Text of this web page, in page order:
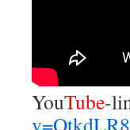
YouTube-